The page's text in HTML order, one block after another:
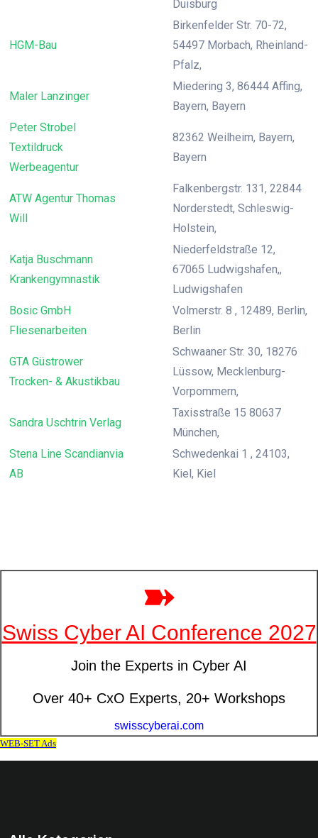
Duisburg
HGM-Bau
Birkenfelder Str. 70-72,
54497 Morbach, Rheinland-
Pfalz,
Maler Lanzinger
Miedering 3, 86444 Affing,
Bayern, Bayern
Peter Strobel
Textildruck
Werbeagentur
82362 Weilheim, Bayern,
Bayern
ATW Agentur Thomas
Will
Falkenbergstr. 131, 22844
Norderstedt, Schleswig-
Holstein,
Katja Buschmann
Krankengymnastik
Niederfeldstraße 12,
67065 Ludwigshafen,,
Ludwigshafen
Bosic GmbH
Fliesenarbeiten
Volmerstr. 8 , 12489, Berlin,
Berlin
GTA Güstrower
Trocken- & Akustikbau
Schwaaner Str. 30, 18276
Lüssow, Mecklenburg-
Vorpommern,
Sandra Uschtrin Verlag
Taxisstraße 15 80637
München,
Stena Line Scandianvia
AB
Schwedenkai 1 , 24103,
Kiel, Kiel